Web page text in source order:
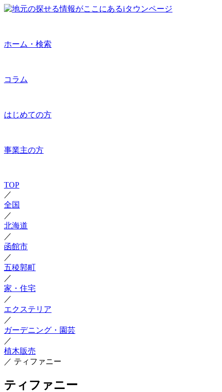
ホーム・検索
コラム
はじめての方
事業主の方
TOP
／
全国
／
北海道
／
函館市
／
五稜郭町
／
家・住宅
／
エクステリア
／
ガーデニング・園芸
／
植木販売
／ ティファニー
ティファニー